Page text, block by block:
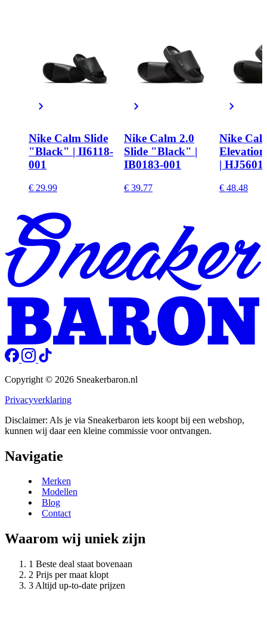
Nike Calm Slide
"Black" | II6118-
001
€ 29.99
Nike Calm 2.0
Slide "Black" |
IB0183-001
€ 39.77
Nike
|
€ 48.48
Copyright © 2026 Sneakerbaron.nl
Privacyverklaring
Disclaimer: Als je via Sneakerbaron iets koopt bij een webshop,
kunnen wij daar een kleine commissie voor ontvangen.
Navigatie
Merken
Modellen
Blog
Contact
Waarom wij uniek zijn
Beste deal staat bovenaan
Prijs per maat klopt
Altijd up-to-date prijzen